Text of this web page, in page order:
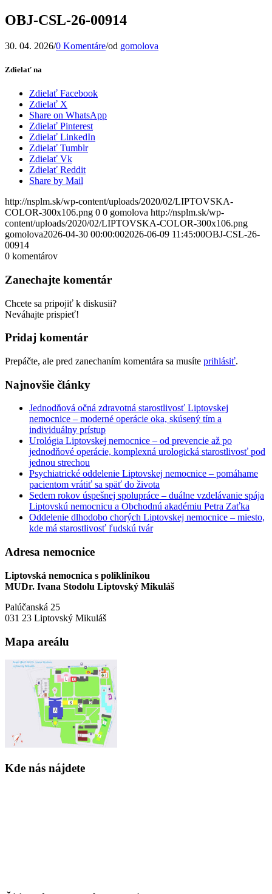
OBJ-CSL-26-00914
30. 04. 2026/0 Komentáre/od gomolova
Zdielať na
Zdielať Facebook
Zdielať X
Share on WhatsApp
Zdielať Pinterest
Zdielať LinkedIn
Zdielať Tumblr
Zdielať Vk
Zdielať Reddit
Share by Mail
http://nsplm.sk/wp-content/uploads/2020/02/LIPTOVSKA-
COLOR-300x106.png 0 0 gomolova http://nsplm.sk/wp-
content/uploads/2020/02/LIPTOVSKA-COLOR-300x106.png
gomolova2026-04-30 00:00:002026-06-09 11:45:00OBJ-CSL-26-
00914
0 komentárov
Zanechajte komentár
Chcete sa pripojiť k diskusii?
Neváhajte prispieť!
Pridaj komentár
Prepáčte, ale pred zanechaním komentára sa musíte prihlásiť.
Najnovšie články
Jednodňová očná zdravotná starostlivosť Liptovskej
nemocnice – moderné operácie oka, skúsený tím a
individuálny prístup
Urológia Liptovskej nemocnice – od prevencie až po
jednodňové operácie, komplexná urologická starostlivosť pod
jednou strechou
Psychiatrické oddelenie Liptovskej nemocnice – pomáhame
pacientom vrátiť sa späť do života
Sedem rokov úspešnej spolupráce – duálne vzdelávanie spája
Liptovskú nemocnicu a Obchodnú akadémiu Petra Zaťka
Oddelenie dlhodobo chorých Liptovskej nemocnice – miesto,
kde má starostlivosť ľudskú tvár
Adresa nemocnice
Liptovská nemocnica s poliklinikou
MUDr. Ivana Stodolu Liptovský Mikuláš
Palúčanská 25
031 23 Liptovský Mikuláš
Mapa areálu
Kde nás nájdete